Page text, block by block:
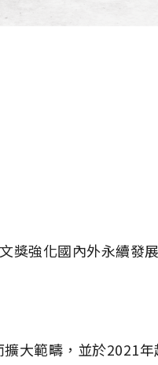
獎強化國內外永續發
大範疇，並於2021年